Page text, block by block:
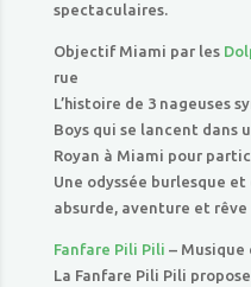
spectaculaires.
Objectif Miami par les
rue
L’histoire de 3 nageuses
Boys qui se lancent dans
Royan à Miami pour
Une odyssée burlesque
absurde, aventure et
Fanfare Pili Pili – Musique
La Fanfare Pili Pili